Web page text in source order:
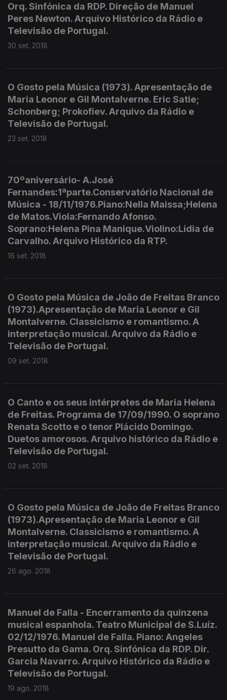
Orq. Sinfónica da RDP. Direção de Manuel
Peres Newton. Arquivo Histórico da Rádio e
Televisão de Portugal.
30 set. 2018
O Gosto pela Música (1973). Apresentação de
Maria Leonor e Gil Montalverne. Eric Satie;
Schonberg; Prokofiev. Arquivo da Rádio e
Televisão de Portugal.
23 set. 2018
70ºaniversário- A.José
Fernandes:1ªparte.Conservatório Nacional de
Música - 18/11/1976.Piano:Nella Maissa;Helena
de Matos.Viola:Fernando Afonso.
Soprano:Helena Pina Manique.Violino:Lídia de
Carvalho. Arquivo Histórico da RTP.
16 set. 2018
O Gosto pela Música de João de Freitas Branco
(1973).Apresentação de Maria Leonor e Gil
Montalverne. Classicismo e romantismo. A
interpretação musical. Arquivo da Rádio e
Televisão de Portugal.
09 set. 2018
O Canto e os seus intérpretes de Maria Helena
de Freitas. Programa de 17/09/1990. O soprano
Renata Scotto e o tenor Plácido Domingo.
Duetos amorosos. Arquivo histórico da Rádio e
Televisão de Portugal.
02 set. 2018
O Gosto pela Música de João de Freitas Branco
(1973).Apresentação de Maria Leonor e Gil
Montalverne. Classicismo e romantismo. A
interpretação musical. Arquivo da Rádio e
Televisão de Portugal.
26 ago. 2018
Manuel de Falla - Encerramento da quinzena
musical espanhola. Teatro Municipal de S.Luíz.
02/12/1976. Manuel de Falla. Piano: Angeles
Presutto da Gama. Orq. Sinfónica da RDP. Dir.
Garcia Navarro. Arquivo Histórico da Rádio e
Televisão de Portugal.
19 ago. 2018